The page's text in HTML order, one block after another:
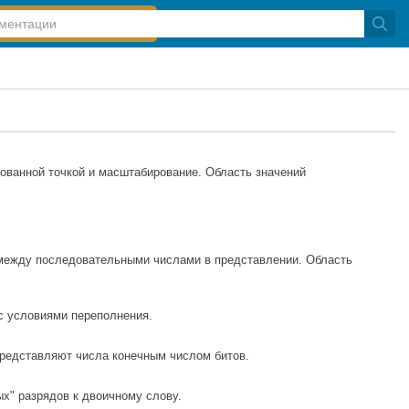
точкой и масштабирование. Область значений
последовательными числами в представлении. Область
переполнения.
числа конечным числом битов.
разрядов к двоичному слову.